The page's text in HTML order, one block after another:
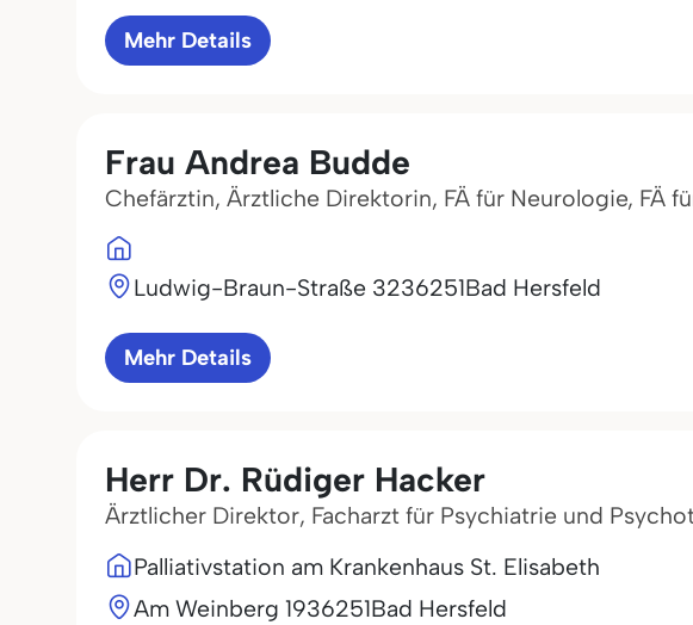
Mehr Details
Frau Andrea Budde
Chefärztin, Ärztliche Direktorin, FÄ für Neurologie, FÄ
Ludwig-Braun-Straße 3236251Bad Hersfeld
Mehr Details
Herr Dr. Rüdiger Hacker
Ärztlicher Direktor, Facharzt für Psychiatrie und
Palliativstation am Krankenhaus St. Elisabeth
Am Weinberg 1936251Bad Hersfeld